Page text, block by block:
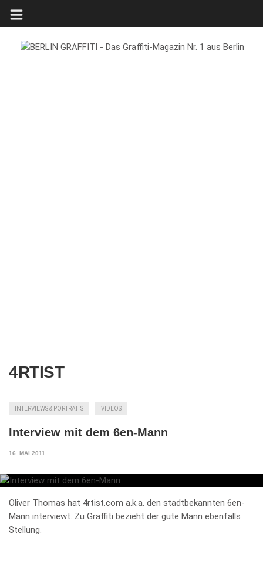
4RTIST
INTERVIEWS & PORTRAITS VIDEOS
Interview mit dem 6en-Mann
16. MAI 2011
Oliver Thomas hat 4rtist.com a.k.a. den stadtbekannten 6en-
Mann interviewt. Zu Graffiti bezieht der gute Mann ebenfalls
Stellung.